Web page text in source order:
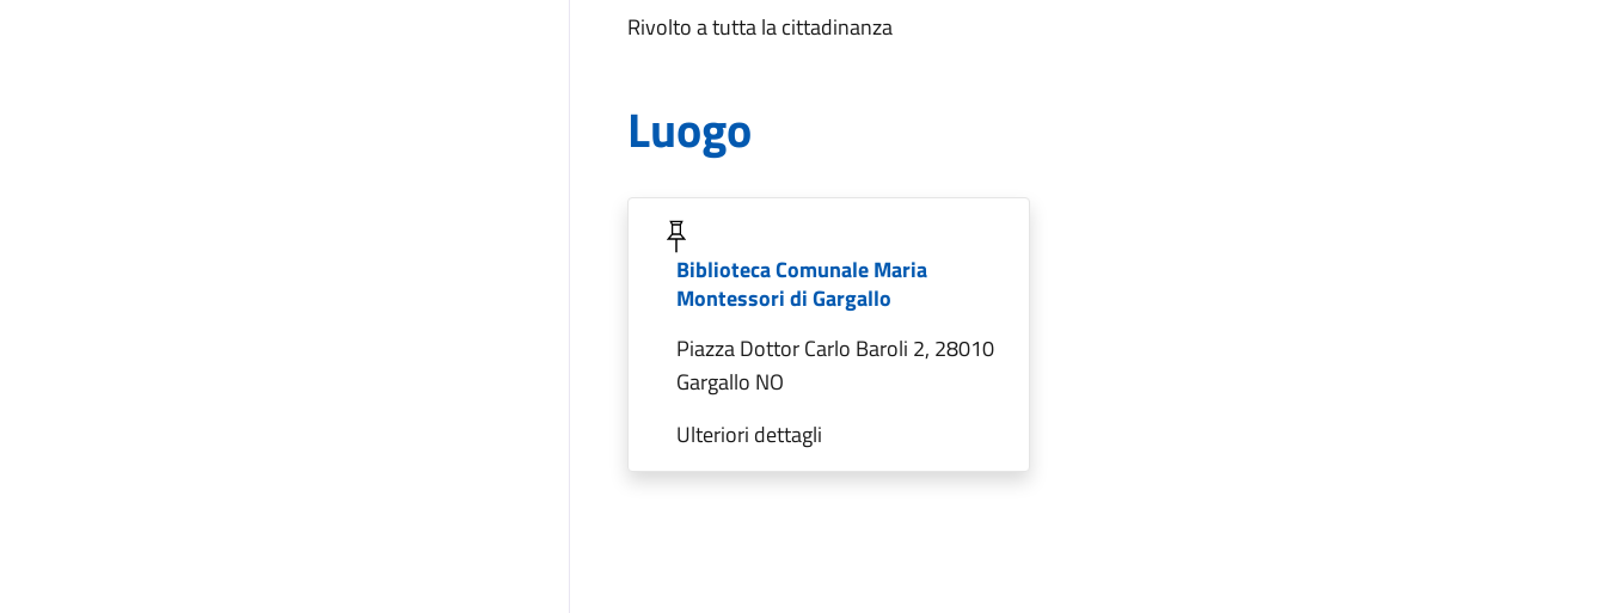
Rivolto a tutta la cittadinanza
Luogo
Biblioteca Comunale Maria
Montessori di Gargallo
Piazza Dottor Carlo Baroli 2, 28010
Gargallo NO
Ulteriori dettagli